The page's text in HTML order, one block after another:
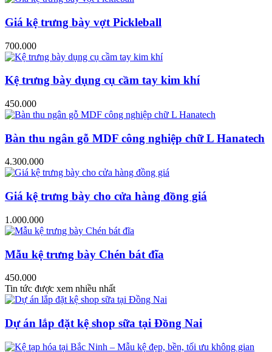
Giá kệ trưng bày vợt Pickleball
700.000
Kệ trưng bày dụng cụ cầm tay kim khí
450.000
Bàn thu ngân gỗ MDF công nghiệp chữ L Hanatech
4.300.000
Giá kệ trưng bày cho cửa hàng đồng giá
1.000.000
Mẫu kệ trưng bày Chén bát đĩa
450.000
Tin tức được xem nhiều nhất
Dự án lắp đặt kệ shop sữa tại Đồng Nai